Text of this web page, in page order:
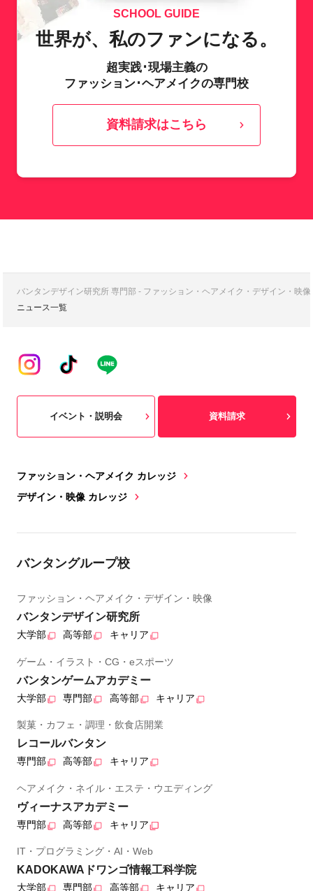
SCHOOL GUIDE
世界が、私のファンになる。
超実践･現場主義の
ファッション･ヘアメイクの専門校
資料請求はこちら
バンタンデザイン研究所 専門部 - ファッション・ヘアメイク・デザイン・映
ニュース一覧
ファッション・ヘアメイク カレッジ
デザイン・映像 カレッジ
イベント・説明会 資料請求
バンタングループ校
ファッション・ヘアメイク・デザイン・映像
バンタンデザイン研究所
大学部 高等部 キャリア
ゲーム・イラスト・CG・eスポーツ
バンタンゲームアカデミー
大学部 専門部 高等部 キャリア
製菓・カフェ・調理・飲食店開業
レコールバンタン
専門部 高等部 キャリア
ヘアメイク・ネイル・エステ・ウエディング
ヴィーナスアカデミー
専門部 高等部 キャリア
IT・プログラミング・AI・Web
KADOKAWAドワンゴ情報工科学院
大学部 専門部 高等部 キャリア